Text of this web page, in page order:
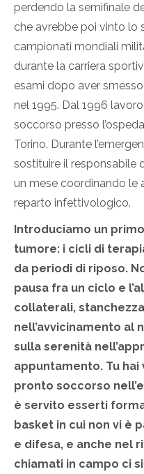
perdendo la semifinale
che avrebbe poi vinto lo
campionati mondiali
durante la carriera
esami dopo aver
nel 1995. Dal 1996
soccorso presso
Torino. Durante
sostituire il responsabile
un mese coordinando le
reparto infettivologico.
Introduciamo un
tumore: i cicli di
da periodi di riposo.
pausa fra un ciclo e
collaterali,
nell’avvicinamento al
sulla serenità
appuntamento. Tu
pronto soccorso
è servito esserti
basket in cui non vi è
e difesa, e anche nel
chiamati in campo ci